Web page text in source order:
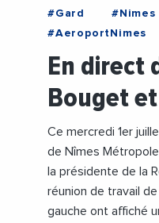
#Gard #Nimes
#AeroportNimes
#Incendies
#RegionOccitanie
#Videos
En direct
Bouget
Ce mercredi 1er
de Nîmes
la présidente de la
réunion de travail
gauche ont affiché